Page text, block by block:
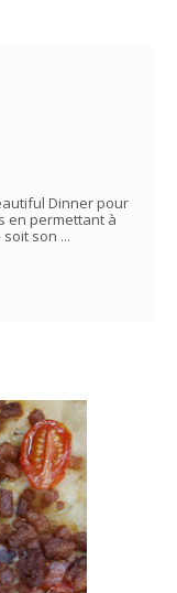
Dinner pour
en permettant à
son ...